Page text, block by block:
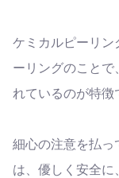
ケミカルピーリン
ーリングのことで
れているのが特徴
細心の注意を払っ
は、優しく安全